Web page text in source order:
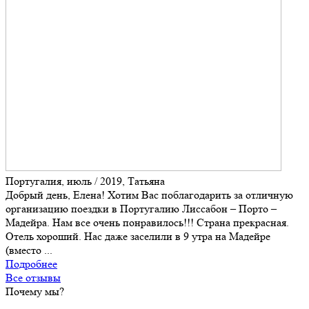
Португалия, июль / 2019, Татьяна
Добрый день, Елена! Хотим Вас поблагодарить за отличную
организацию поездки в Португалию Лиссабон – Порто –
Мадейра. Нам все очень понравилось!!! Страна прекрасная.
Отель хороший. Нас даже заселили в 9 утра на Мадейре
(вместо ...
Подробнее
Все отзывы
Почему мы?